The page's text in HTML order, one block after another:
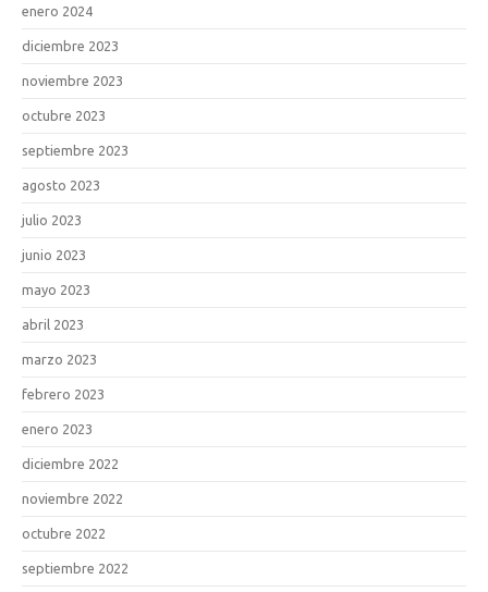
enero 2024
diciembre 2023
noviembre 2023
octubre 2023
septiembre 2023
agosto 2023
julio 2023
junio 2023
mayo 2023
abril 2023
marzo 2023
febrero 2023
enero 2023
diciembre 2022
noviembre 2022
octubre 2022
septiembre 2022